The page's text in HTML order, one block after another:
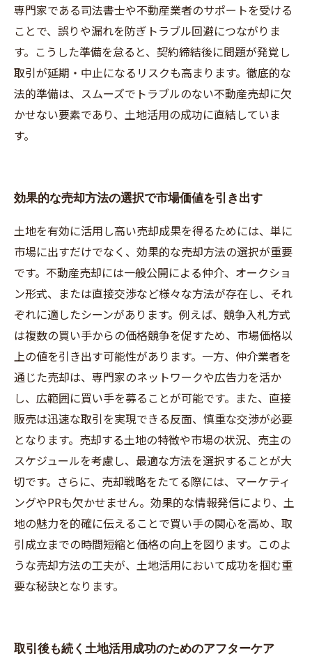
専門家である司法書士や不動産業者のサポートを受ける
ことで、誤りや漏れを防ぎトラブル回避につながりま
す。こうした準備を怠ると、契約締結後に問題が発覚し
取引が延期・中止になるリスクも高まります。徹底的な
法的準備は、スムーズでトラブルのない不動産売却に欠
かせない要素であり、土地活用の成功に直結していま
す。
効果的な売却方法の選択で市場価値を引き出す
土地を有効に活用し高い売却成果を得るためには、単に
市場に出すだけでなく、効果的な売却方法の選択が重要
です。不動産売却には一般公開による仲介、オークショ
ン形式、または直接交渉など様々な方法が存在し、それ
ぞれに適したシーンがあります。例えば、競争入札方式
は複数の買い手からの価格競争を促すため、市場価格以
上の値を引き出す可能性があります。一方、仲介業者を
通じた売却は、専門家のネットワークや広告力を活か
し、広範囲に買い手を募ることが可能です。また、直接
販売は迅速な取引を実現できる反面、慎重な交渉が必要
となります。売却する土地の特徴や市場の状況、売主の
スケジュールを考慮し、最適な方法を選択することが大
切です。さらに、売却戦略をたてる際には、マーケティ
ングやPRも欠かせません。効果的な情報発信により、土
地の魅力を的確に伝えることで買い手の関心を高め、取
引成立までの時間短縮と価格の向上を図ります。このよ
うな売却方法の工夫が、土地活用において成功を掴む重
要な秘訣となります。
取引後も続く土地活用成功のためのアフターケア